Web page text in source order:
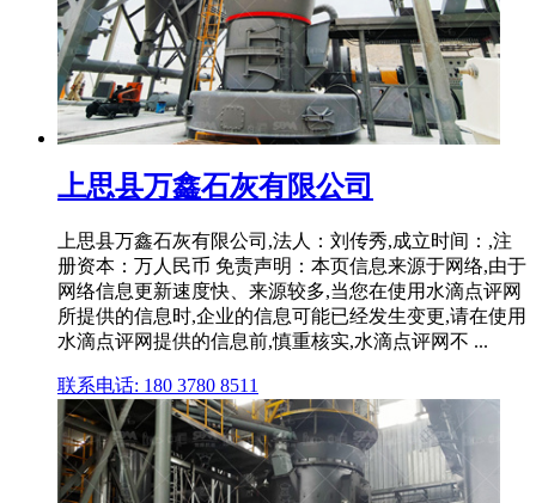
上思县万鑫石灰有限公司
上思县万鑫石灰有限公司,法人：刘传秀,成立时间：,注
册资本：万人民币 免责声明：本页信息来源于网络,由于
网络信息更新速度快、来源较多,当您在使用水滴点评网
所提供的信息时,企业的信息可能已经发生变更,请在使用
水滴点评网提供的信息前,慎重核实,水滴点评网不 ...
联系电话: 180 3780 8511